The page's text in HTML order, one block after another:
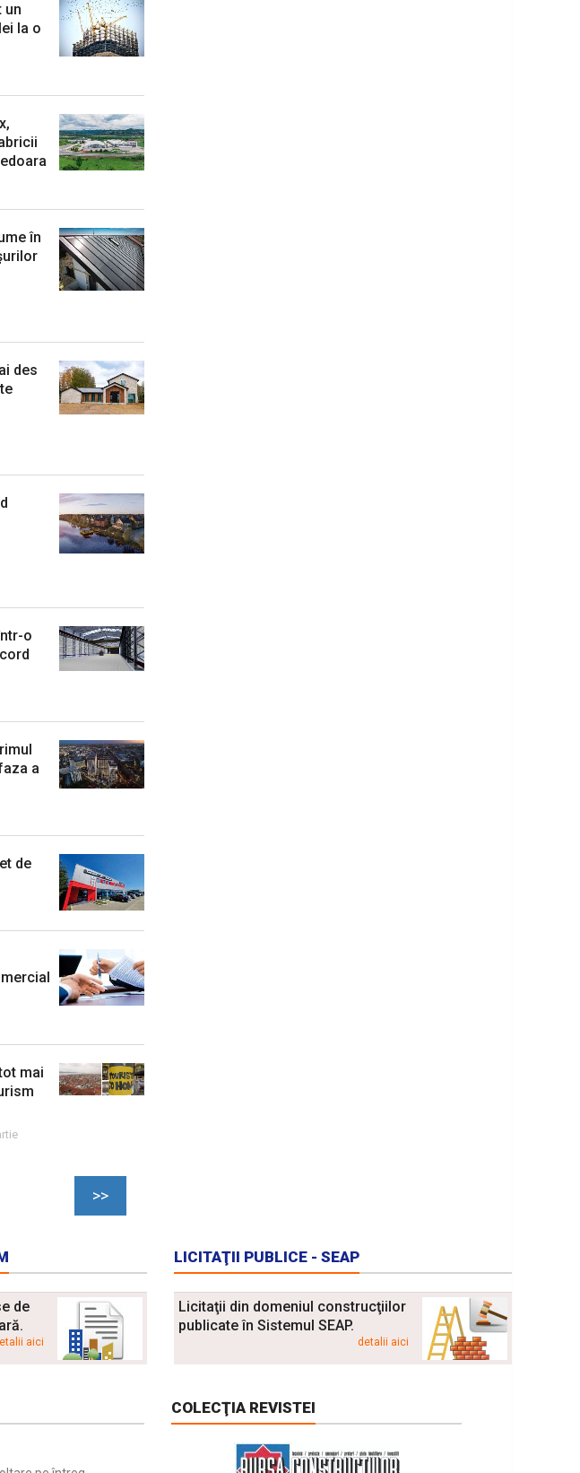
un
la o
în
des
o
a
de
mai
>>
de
aici
LICITAŢII PUBLICE - SEAP
Licitaţii din domeniul construcţiilor
publicate în Sistemul SEAP.
detalii aici
COLECŢIA REVISTEI